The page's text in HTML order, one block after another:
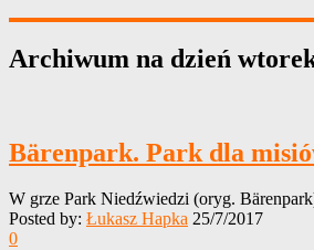
Archiwum na dzień
Bärenpark. Park dla
W grze Park Niedźwiedzi (oryg.
Posted by: Łukasz Hapka 25/7/2017
0